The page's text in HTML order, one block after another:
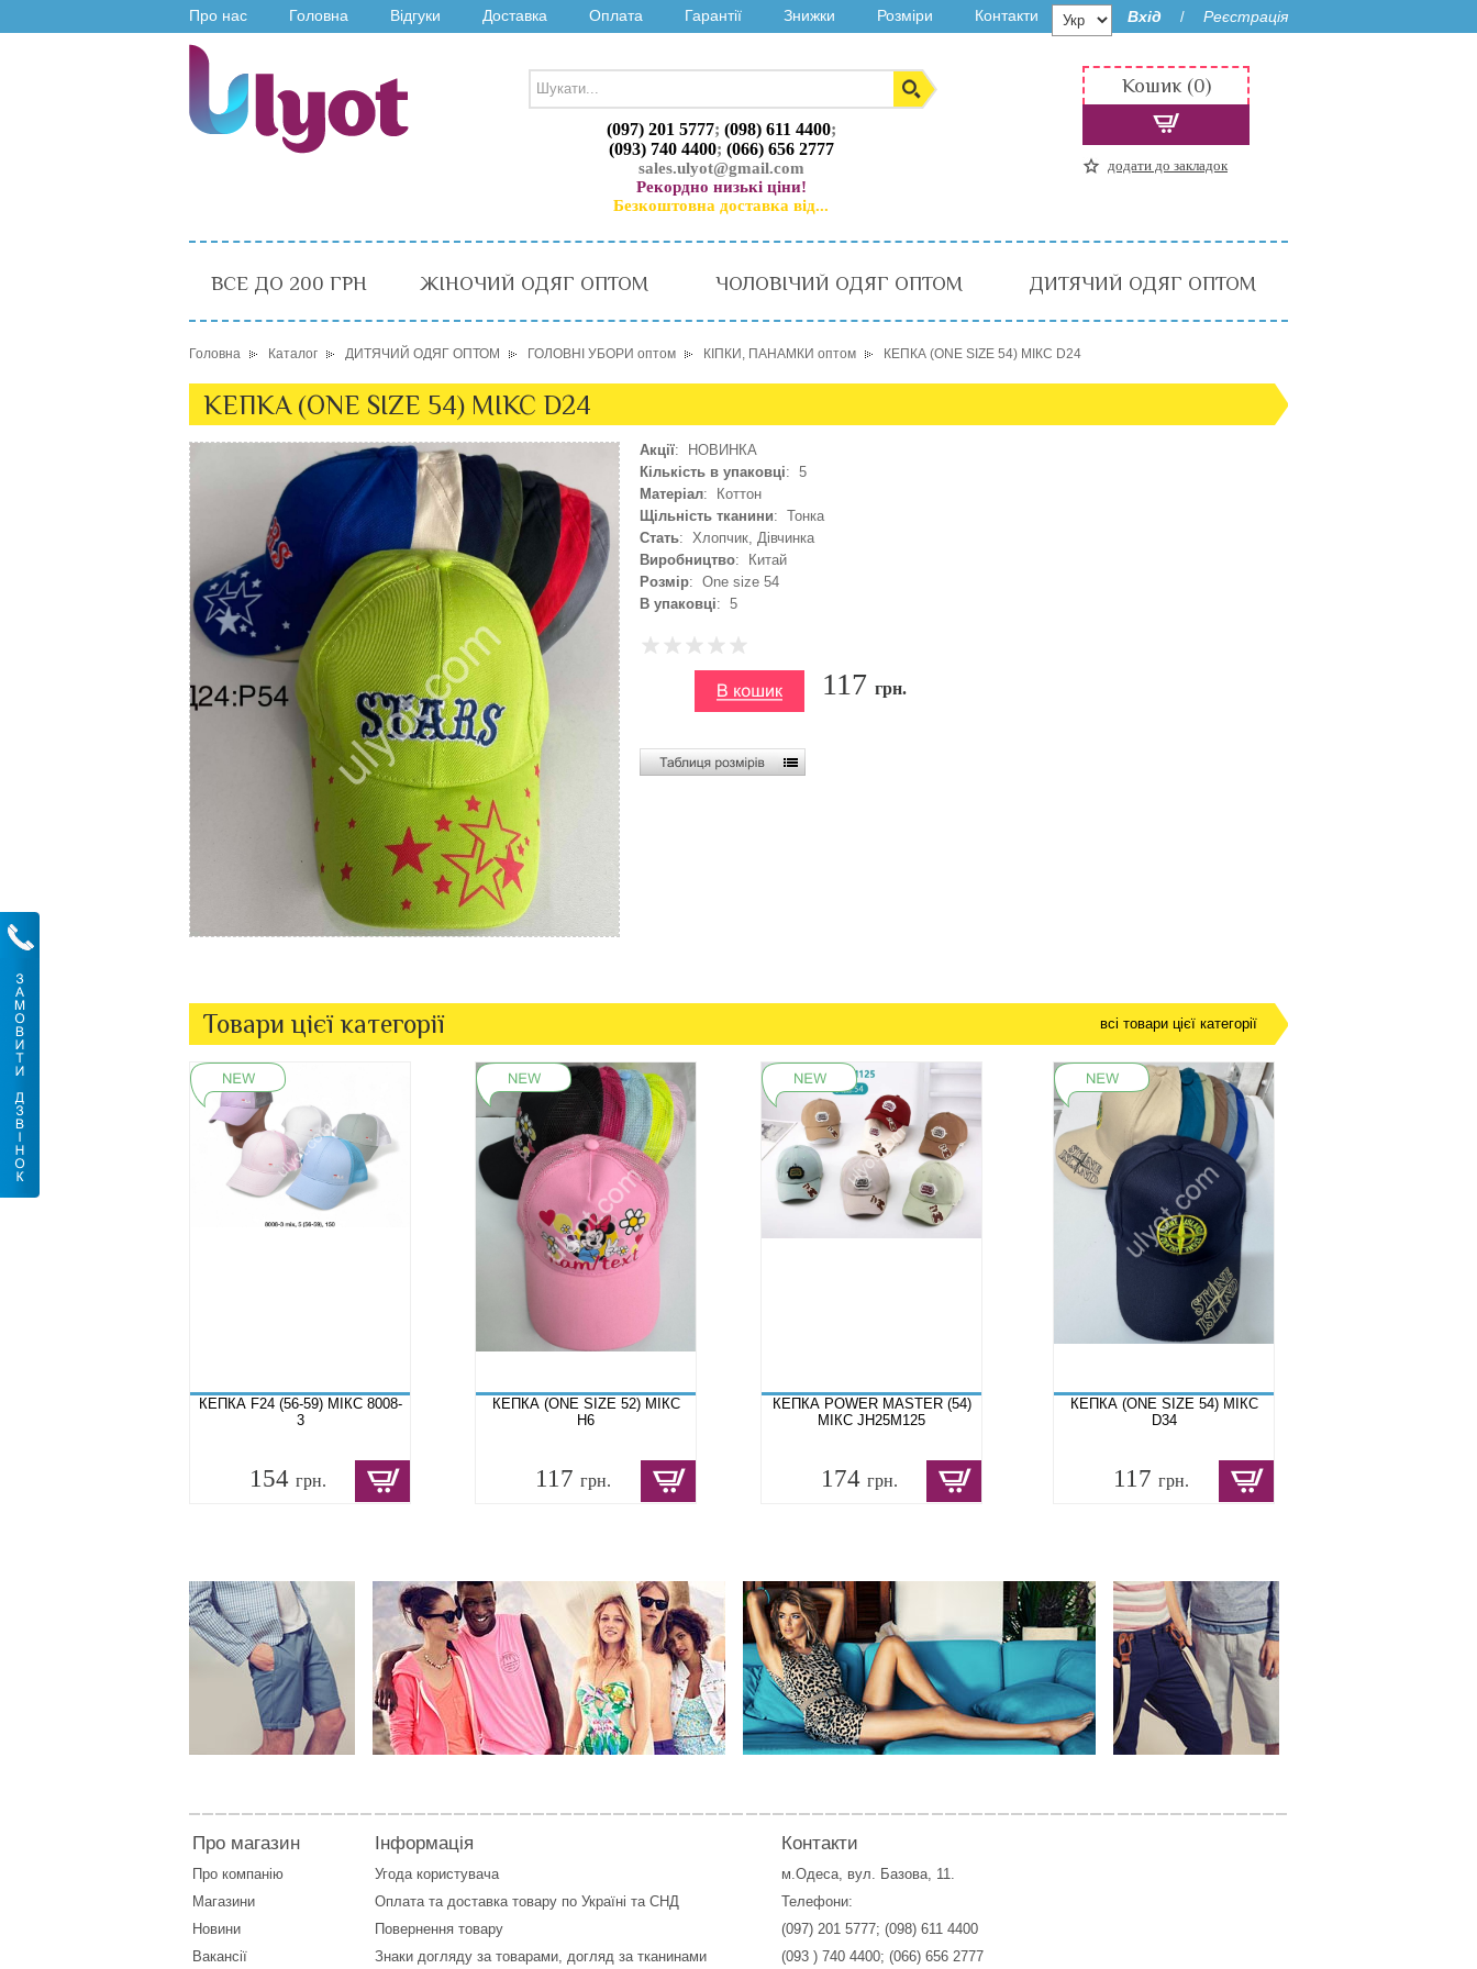
Про нас Головна Відгуки Доставка Оплата Гарантії Знижки Розміри Контакти Вхід / Реєстрація
(097) 201 5777; (098) 611 4400;
(093) 740 4400; (066) 656 2777
sales.ulyot@gmail.com
Рекордно низькі ціни!
Безкоштовна доставка від...
Кошик (0)
додати до закладок
ВСЕ ДО 200 ГРН ЖІНОЧИЙ ОДЯГ ОПТОМ ЧОЛОВІЧИЙ ОДЯГ ОПТОМ ДИТЯЧИЙ ОДЯГ ОПТОМ
Головна Каталог ДИТЯЧИЙ ОДЯГ ОПТОМ ГОЛОВНІ УБОРИ оптом КІПКИ, ПАНАМКИ оптом КЕПКА (ONE SIZE 54) МІКС D24
КЕПКА (ONE SIZE 54) МІКС D24
Акції: НОВИНКА
Кількість в упаковці: 5
Матеріал: Коттон
Щільність тканини: Тонка
Стать: Хлопчик, Дівчинка
Виробництво: Китай
Розмір: One size 54
В упаковці: 5
117 грн.
Товари цієї категорії всі товари цієї категорії
КЕПКА F24 (56-59) МІКС 8008-
3
154 грн.
КЕПКА (ONE SIZE 52) МІКС
H6
117 грн.
КЕПКА POWER MASTER (54)
МІКС JH25M125
174 грн.
КЕПКА (ONE SIZE 54) МІКС
D34
117 грн.
Про магазин
Про компанію
Магазини
Новини
Вакансії
Інформація
Угода користувача
Оплата та доставка товару по Україні та СНД
Повернення товару
Знаки догляду за товарами, догляд за тканинами
Контакти
м.Одеса, вул. Базова, 11.
Телефони:
(097) 201 5777; (098) 611 4400
(093 ) 740 4400; (066) 656 2777